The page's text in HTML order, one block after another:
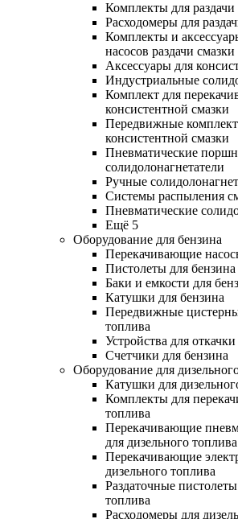
Комплекты для раздачи
Расходомеры для
Комплекты и
насосов раздачи смазки
Аксессуары для
Индустриальные
Комплект для
консистентной смазки
Передвижные
консистентной смазки
Пневматические
солидолонагнетатели
Ручные
Системы распыления
Пневматические
Ещё 5
Оборудование для бензина
Перекачивающие
Пистолеты для бензина
Баки и емкости для
Катушки для бензина
Передвижные
топлива
Устройства для
Счетчики для бензина
Оборудование для
Катушки для
Комплекты для
топлива
Перекачивающие
для дизельного топлива
Перекачивающие
дизельного топлива
Раздаточные
топлива
Расходомеры для